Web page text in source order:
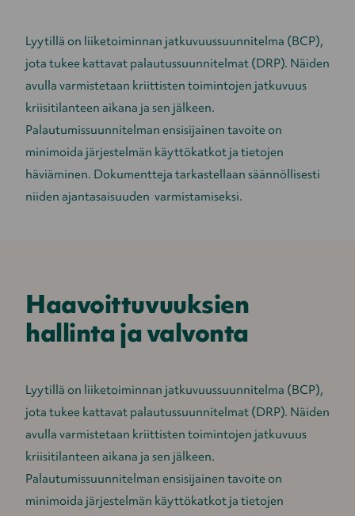
Lyytillä on liiketoiminnan jatkuvuussuunnitelma (BCP),
jota tukee kattavat palautussuunnitelmat (DRP). Näiden
avulla varmistetaan kriittisten toimintojen jatkuvuus
kriisitilanteen aikana ja sen jälkeen.
Palautumissuunnitelman ensisijainen tavoite on
minimoida järjestelmän käyttökatkot ja tietojen
häviäminen. Dokumentteja tarkastellaan säännöllisesti
niiden ajantasaisuuden varmistamiseksi.
Haavoittuvuuksien
hallinta ja valvonta
Lyytillä on liiketoiminnan jatkuvuussuunnitelma (BCP),
jota tukee kattavat palautussuunnitelmat (DRP). Näiden
avulla varmistetaan kriittisten toimintojen jatkuvuus
kriisitilanteen aikana ja sen jälkeen.
Palautumissuunnitelman ensisijainen tavoite on
minimoida järjestelmän käyttökatkot ja tietojen